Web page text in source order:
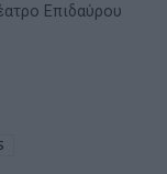
Επιδαύρου